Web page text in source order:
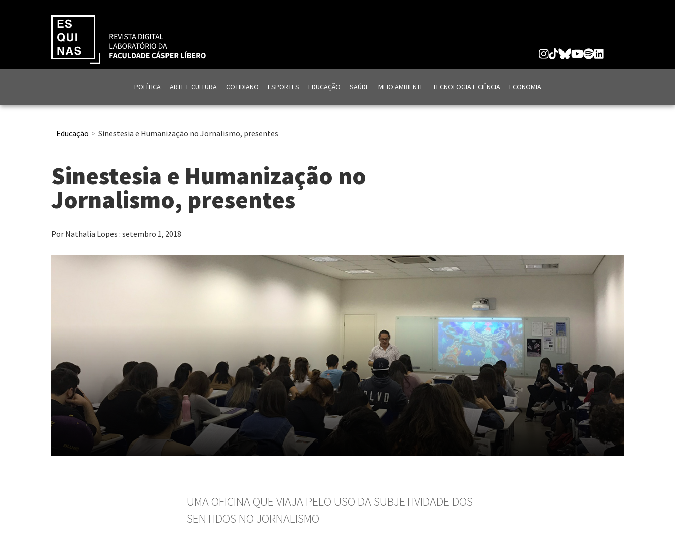
POLÍTICA ARTE E CULTURA COTIDIANO ESPORTES EDUCAÇÃO SAÚDE MEIO AMBIENTE TECNOLOGIA E CIÊNCIA ECONOMIA
Educação Sinestesia e Humanização no Jornalismo, presentes
Sinestesia e Humanização no
Jornalismo, presentes
Por Nathalia Lopes : setembro 1, 2018
UMA OFICINA QUE VIAJA PELO USO DA SUBJETIVIDADE DOS
SENTIDOS NO JORNALISMO